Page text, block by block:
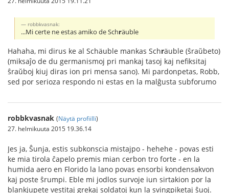
robbkvasnak:
...Mi certe ne estas amiko de Schräuble
Hahaha, mi dirus ke al Schäuble mankas Schräuble (ŝraŭbeto)
(miksaĵo de du germanismoj pri mankaj tasoj kaj nefiksitaj
ŝraŭboj kiuj diras ion pri mensa sano). Mi pardonpetas, Robb,
sed por serioza respondo ni estas en la malĝusta subforumo
robbkvasnak (Näytä profiilli)
27. helmikuuta 2015 19.36.14
Jes ja, Ŝunja, estis subkonscia mistajpo - hehehe - povas esti
ke mia tirola ĉapelo premis mian cerbon tro forte - en la
humida aero en Florido la lano povas ensorbi kondensakvon
kaj poste ŝrumpi. Eble mi jodlos survoje iun sirtakion por la
blankjupete vestitaj grekaj soldatoj kun la svingpiketaj ŝuoj.